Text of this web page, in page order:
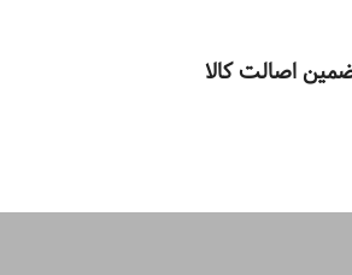
اصالت کالا